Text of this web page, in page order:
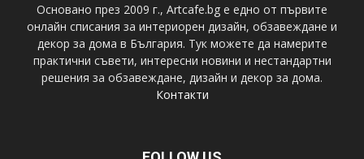
Основано през 2009 г., Artcafe.bg е едно от първите
онлайн списания за интериорен дизайн, обзавеждане и
декор за дома в България. Тук можете да намерите
практични съвети, интересни новини и нестандартни
решения за обзавеждане, дизайн и декор за дома.
Контакти